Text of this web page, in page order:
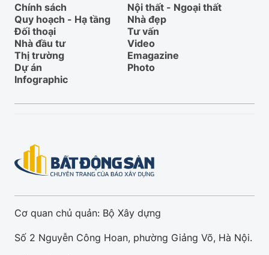
Chính sách
Nội thất - Ngoại thất
Quy hoạch - Hạ tầng
Nhà đẹp
Đối thoại
Tư vấn
Nhà đầu tư
Video
Thị trường
Emagazine
Dự án
Photo
Infographic
Cơ quan chủ quản: Bộ Xây dựng
Số 2 Nguyễn Công Hoan, phường Giảng Võ, Hà Nội.